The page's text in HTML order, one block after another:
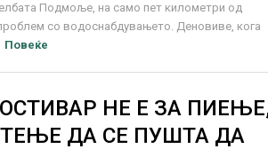
Подмоље, на само пет километри од
со водоснабдувањето. Деновиве, кога
Повеќе
НЕ Е ЗА
ДА СЕ ПУШТА ДА